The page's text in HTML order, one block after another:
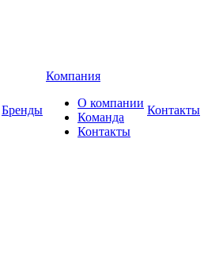
Бренды
Компания
О компании
Команда
Контакты
Контакты